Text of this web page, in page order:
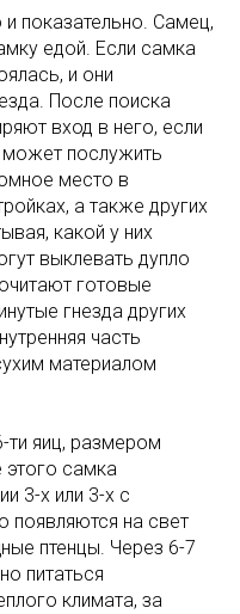
показательно. Самец,
едой. Если самка
и они
После поиска
вход в него, если
послужить
место в
а также других
какой у них
выклевать дупло
готовые
гнезда других
часть
материалом
ти яиц, размером
самка
3-х или 3-х с
появляются на свет
птенцы. Через 6-7
питаться
климата, за